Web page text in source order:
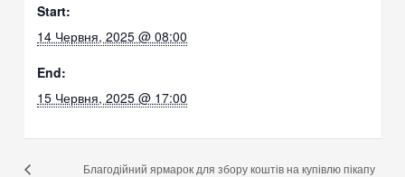
Start:
14 Червня, 2025 @ 08:00
End:
15 Червня, 2025 @ 17:00
Благодійний ярмарок для збору коштів на купівлю пікапу